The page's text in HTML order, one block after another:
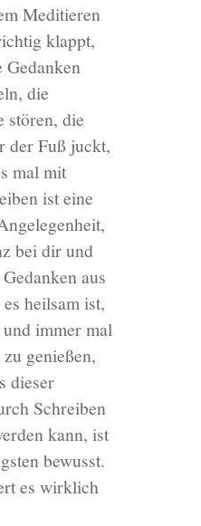
Meditieren
klappt,
Gedanken
die
stören, die
der Fuß juckt,
mal mit
ist eine
bei dir und
aus
heilsam ist,
immer mal
genießen,
dieser
Schreiben
kann, ist
bewusst.
es wirklich